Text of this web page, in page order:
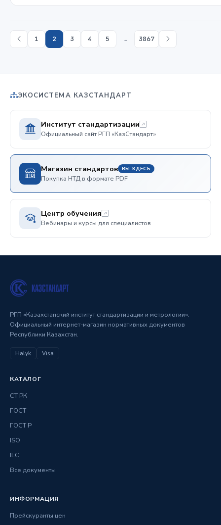
1 2 3 4 5 … 3867
ЭКОСИСТЕМА КАЗСТАНДАРТ
Институт стандартизации
Официальный сайт РГП «КазСтандарт»
Магазин стандартов ВЫ ЗДЕСЬ
Покупка НТД в формате PDF
Центр обучения
Вебинары и курсы для специалистов
РГП «Казахстанский институт стандартизации и метрологии».
Официальный интернет-магазин нормативных документов
Республики Казахстан.
Halyk Visa
КАТАЛОГ
СТ РК
ГОСТ
ГОСТ Р
ISO
IEC
Все документы
ИНФОРМАЦИЯ
Прейскуранты цен